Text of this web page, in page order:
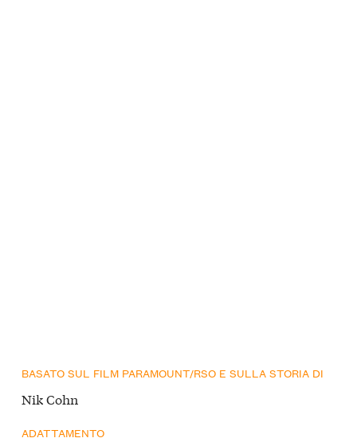
BASATO SUL FILM PARAMOUNT/RSO E SULLA STORIA DI
Nik Cohn
ADATTAMENTO